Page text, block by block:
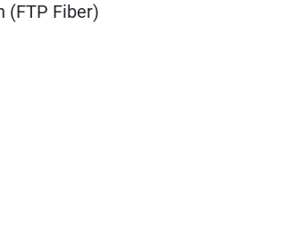
(FTP Fiber)